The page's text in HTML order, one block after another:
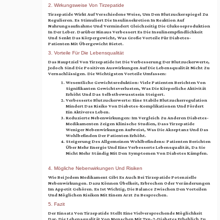
2. Wirkungsweise Von Tirzepatide
Tirzepatide Wirkt Auf Verschiedene Weise, Um Den Blutzuckerspiegel Zu
Regulieren. Es Stimuliert Die Insulinsekretion In Reaktion Auf
Nahrungsaufnahme Und Vermindert Gleichzeitig Die Glukoseproduktion
In Der Leber. Darüber Hinaus Verbessert Es Die Insulinempfindlichkeit
Und Senkt Das Körpergewicht, Was Große Vorteile Für Diabetes-
Patienten Mit Übergewicht Bietet.
3. Vorteile Für Die Lebensqualität
Das Hauptziel Von Tirzepatide Ist Die Verbesserung Der Blutzuckerwerte,
Jedoch Sind Die Positiven Auswirkungen Auf Die Lebensqualität Nicht Zu
Vernachlässigen. Die Wichtigsten Vorteile Umfassen:
Wesentliche Gewichtsreduktion: Viele Patienten Berichten Von
Signifikanten Gewichtsverlusten, Was Die Körperliche Aktivität
Erhöht Und Das Selbstbewusstsein Steigert.
Verbesserte Blutzuckerwerte: Eine Stabile Blutzuckerregulation
Mindert Das Risiko Von Diabetes-Komplikationen Und Fördert
Ein Aktiveres Leben.
Reduzierte Nebenwirkungen: Im Vergleich Zu Anderen Diabetes-
Medikamenten Zeigen Klinische Studien, Dass Tirzepatide
Weniger Nebenwirkungen Aufweist, Was Die Akzeptanz Und Das
Wohlbefinden Der Patienten Erhöht.
Steigerung Des Allgemeinen Wohlbefindens: Patienten Berichten
Über Mehr Energie Und Eine Verbesserte Lebensqualität, Da Sie
Nicht Mehr Ständig Mit Den Symptomen Von Diabetes Kämpfen.
4. Mögliche Nebenwirkungen Und Risiken
Wie Bei Jedem Medikament Gibt Es Auch Bei Tirzepatide Potenzielle
Nebenwirkungen. Dazu Können Übelkeit, Erbrechen Oder Veränderungen
Im Appetit Gehören. Es Ist Wichtig, Die Balance Zwischen Den Vorteilen
Und Möglichen Risiken Mit Einem Arzt Zu Besprechen.
5. Fazit
Der Einsatz Von Tirzepatide Stellt Eine Vielversprechende Möglichkeit